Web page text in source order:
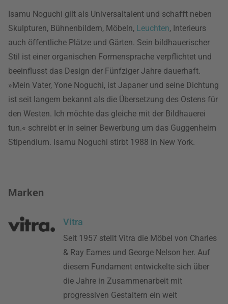
Isamu Noguchi gilt als Universaltalent und schafft neben
Skulpturen, Bühnenbildern, Möbeln, Leuchten, Interieurs
auch öffentliche Plätze und Gärten. Sein bildhauerischer
Stil ist einer organischen Formensprache verpflichtet und
beeinflusst das Design der Fünfziger Jahre dauerhaft.
»Mein Vater, Yone Noguchi, ist Japaner und seine Dichtung
ist seit langem bekannt als die Übersetzung des Ostens für
den Westen. Ich möchte das gleiche mit der Bildhauerei
tun.« schreibt er in seiner Bewerbung um das Guggenheim
Stipendium. Isamu Noguchi stirbt 1988 in New York.
Marken
Vitra
Seit 1957 stellt Vitra die Möbel von Charles
& Ray Eames und George Nelson her. Auf
diesem Fundament entwickelte sich über
die Jahre in Zusammenarbeit mit
progressiven Gestaltern ein weit